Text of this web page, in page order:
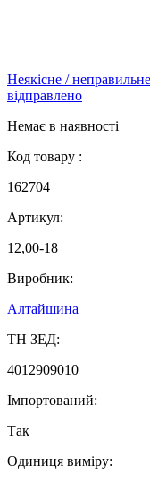
Неякісне /
відправлено
Немає в наявності
Код товару :
162704
Артикул:
12,00-18
Виробник:
Алтайшина
ТН ЗЕД:
4012909010
Імпортований:
Так
Одиниця виміру: